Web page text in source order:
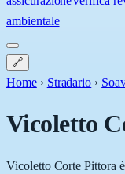
ambientale
🔗
Home › Stradario ›
Vicoletto
Vicoletto Corte Pittora